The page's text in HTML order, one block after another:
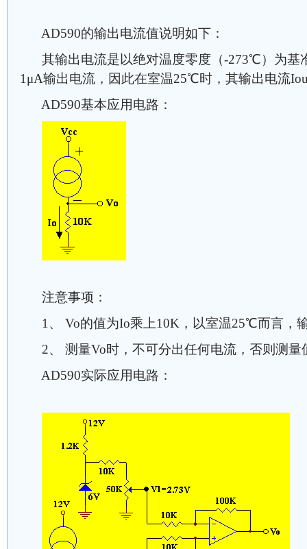
AD590的输出电流值说明如下：
其输出电流是以绝对温度零度（-273℃）为基
1μA输出电流，因此在室温25℃时，其输出电流
AD590基本应用电路：
注意事项：
1、 Vo的值为Io乘上10K，以室温25℃而言，
2、 测量Vo时，不可分出任何电流，否则测
AD590实际应用电路：